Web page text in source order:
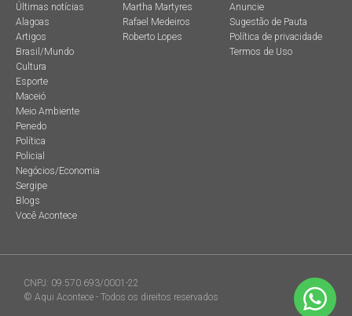
Últimas notícias
Alagoas
Artigos
Brasil/Mundo
Cultura
Esporte
Maceió
Meio Ambiente
Penedo
Política
Policial
Negócios/Economia
Sergipe
Blogs
Você Acontece
Martha Martyres
Rafael Medeiros
Roberto Lopes
Anuncie
Sugestão de Pauta
Política de privacidade
Termos de Uso
CNPJ: 09.570.693/0001-22
© Aqui Acontece - Todos os direitos reservados